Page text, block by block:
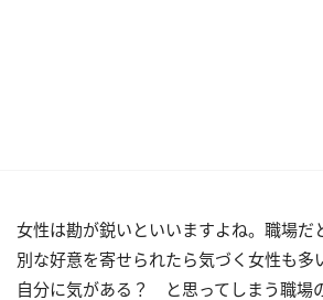
女性は勘が鋭いといいますよね。職場だ
別な好意を寄せられたら気づく女性も多
自分に気がある？ と思ってしまう職場